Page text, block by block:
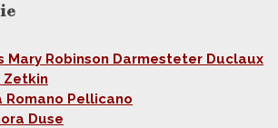
Mary Robinson Darmesteter Duclaux
Zetkin
Romano Pellicano
Duse